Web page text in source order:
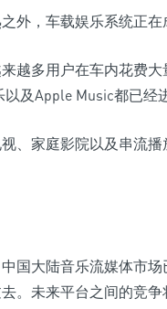
外，车载娱乐系统正在
越多用户在车内花费
及Apple Music都已经
、家庭影院以及串流
国大陆音乐流媒体市
。未来平台之间的竞